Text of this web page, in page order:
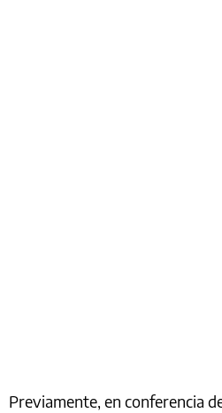
Previamente, en conferencia